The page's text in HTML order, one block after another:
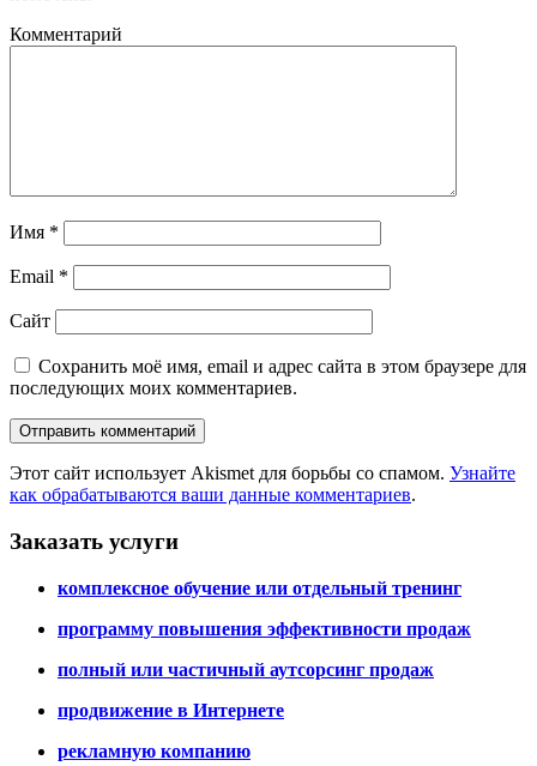
Комментарий
Имя *
Email *
Сайт
Сохранить моё имя, email и адрес сайта в этом браузере для
последующих моих комментариев.
Этот сайт использует Akismet для борьбы со спамом. Узнайте
как обрабатываются ваши данные комментариев.
Заказать услуги
комплексное обучение или отдельный тренинг
программу повышения эффективности продаж
полный или частичный аутсорсинг продаж
продвижение в Интернете
рекламную компанию